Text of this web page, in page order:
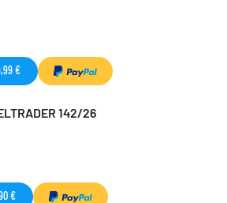
€
142/26
€